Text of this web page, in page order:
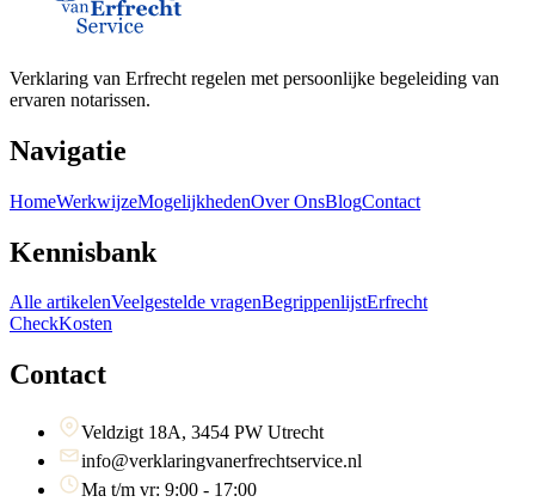
Verklaring van Erfrecht regelen met persoonlijke begeleiding van
ervaren notarissen.
Navigatie
HomeWerkwijzeMogelijkhedenOver OnsBlogContact
Kennisbank
Alle artikelenVeelgestelde vragenBegrippenlijstErfrecht
CheckKosten
Contact
Veldzigt 18A, 3454 PW Utrecht
info@verklaringvanerfrechtservice.nl
Ma t/m vr: 9:00 - 17:00